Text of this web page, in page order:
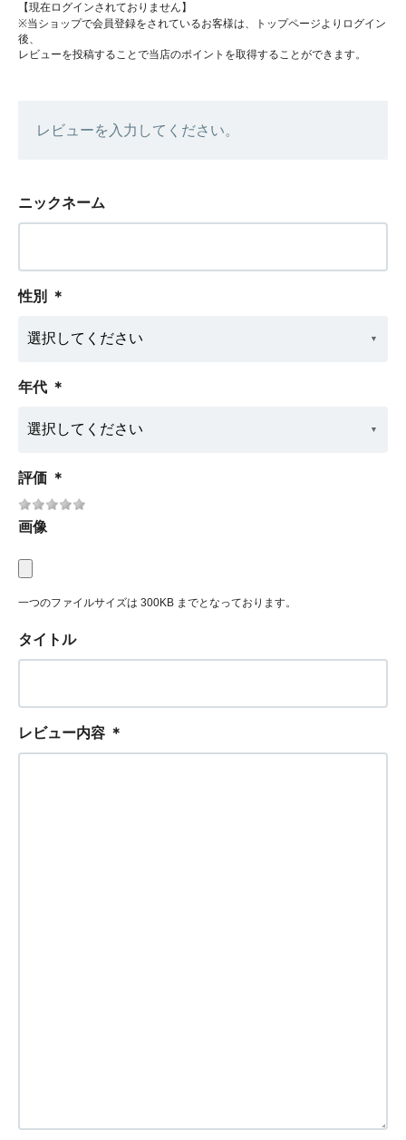
【現在ログインされておりません】
※当ショップで会員登録をされているお客様は、トップページよりログイン
後、
レビューを投稿することで当店のポイントを取得することができます。
レビューを入力してください。
ニックネーム
性別 ＊
年代 ＊
評価 ＊
画像
一つのファイルサイズは 300KB までとなっております。
タイトル
レビュー内容 ＊